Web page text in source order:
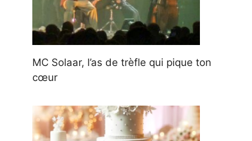
MC Solaar, l’as de trèfle qui pique ton
cœur